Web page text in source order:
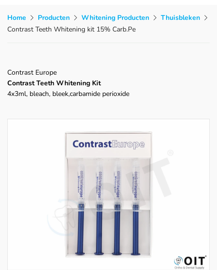
Home Producten Whitening Producten
Thuisbleken
Contrast Teeth Whitening kit 15% Carb.Pe
Contrast Europe
Contrast Teeth Whitening Kit
4x3ml, bleach, bleek,carbamide perioxide